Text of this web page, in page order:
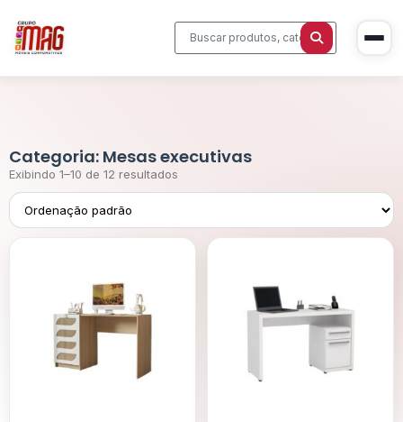
Produtos
Mesas Executivas
Estações de Trabalho
Sala de Reunião Contato
Categoria: Mesas executivas
Exibindo 1–10 de 12 resultados